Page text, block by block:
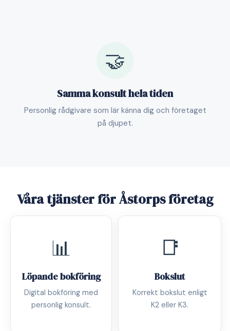
🤝
Samma konsult hela tiden
Personlig rådgivare som lär känna dig och företaget
på djupet.
Våra tjänster för Åstorps företag
📊
Löpande bokföring
Digital bokföring med
personlig konsult.
📑
Bokslut
Korrekt bokslut enligt
K2 eller K3.